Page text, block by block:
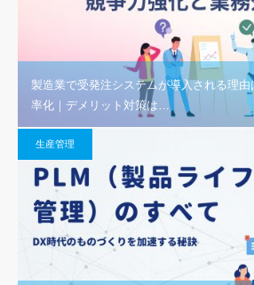
製造業で受発注システムが導入される理
率化｜デメリット対策は…
生産管理